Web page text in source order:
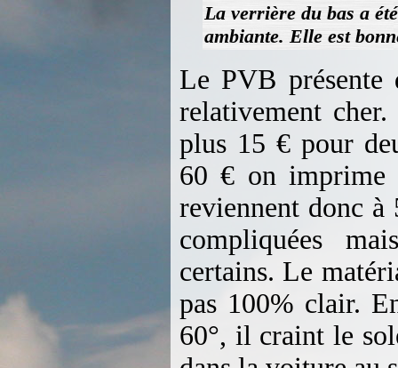
La verrière du bas a
ambiante. Elle est
Le PVB présente
relativement
plus 15 € pour
60 € on imprime
reviennent donc à
compliquées
certains. Le
pas 100% clair.
60°, il craint le